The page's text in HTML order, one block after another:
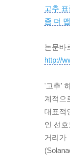
고추
좀 더
논문바
http://
'고추'
계적으
대표적
인 선
거리